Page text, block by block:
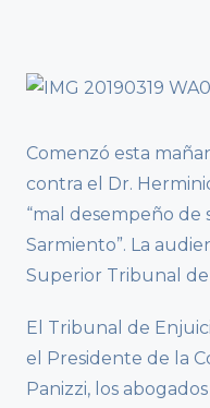
Comenzó esta
contra el Dr.
“mal desempeño de
Sarmiento”. La
Superior Tribunal
El Tribunal de
el Presidente de la
Panizzi, los